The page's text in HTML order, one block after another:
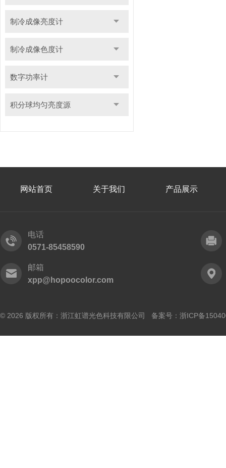
制冷成像亮度计
制冷成像色度计
数字功率计
积分球均匀亮度源
网站首页 关于我们 产品展示
电话
0571-85458590
邮箱
xpp@hopoocolor.com
© 2026 版权所有：浙江虹谱光色科技有限公司 备案号： 浙ICP备